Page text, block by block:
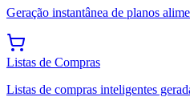
Geração instantânea de planos
Listas de Compras
Listas de compras inteligentes